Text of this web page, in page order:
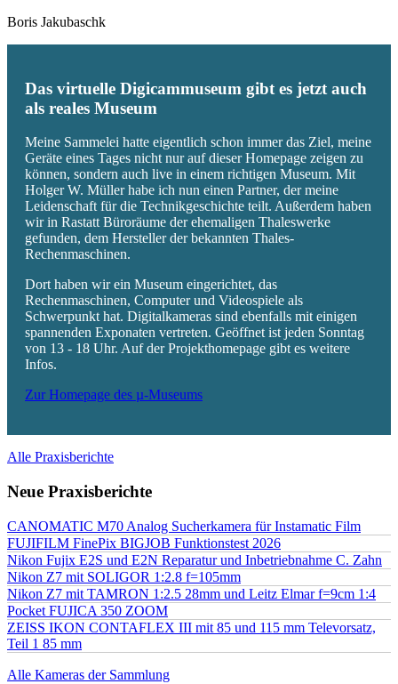
Boris Jakubaschk
Das virtuelle Digicammuseum gibt es jetzt auch
als reales Museum
Meine Sammelei hatte eigentlich schon immer das Ziel, meine
Geräte eines Tages nicht nur auf dieser Homepage zeigen zu
können, sondern auch live in einem richtigen Museum. Mit
Holger W. Müller habe ich nun einen Partner, der meine
Leidenschaft für die Technikgeschichte teilt. Außerdem haben
wir in Rastatt Büroräume der ehemaligen Thaleswerke
gefunden, dem Hersteller der bekannten Thales-
Rechenmaschinen.
Dort haben wir ein Museum eingerichtet, das
Rechenmaschinen, Computer und Videospiele als
Schwerpunkt hat. Digitalkameras sind ebenfalls mit einigen
spannenden Exponaten vertreten. Geöffnet ist jeden Sonntag
von 13 - 18 Uhr. Auf der Projekthomepage gibt es weitere
Infos.
Zur Homepage des µ-Museums
Alle Praxisberichte
Neue Praxisberichte
CANOMATIC M70 Analog Sucherkamera für Instamatic Film
FUJIFILM FinePix BIGJOB Funktionstest 2026
Nikon Fujix E2S und E2N Reparatur und Inbetriebnahme C. Zahn
Nikon Z7 mit SOLIGOR 1:2.8 f=105mm
Nikon Z7 mit TAMRON 1:2.5 28mm und Leitz Elmar f=9cm 1:4
Pocket FUJICA 350 ZOOM
ZEISS IKON CONTAFLEX III mit 85 und 115 mm Televorsatz,
Teil 1 85 mm
Alle Kameras der Sammlung